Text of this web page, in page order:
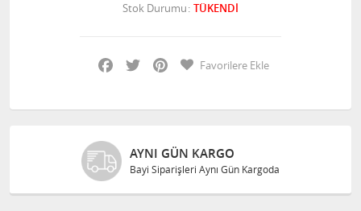
Stok Durumu TÜKENDİ
Facebook
Twitter PinterestFavorilere Ekle
AYNI GÜN KARGO
Bayi Siparişleri Aynı Gün Kargoda